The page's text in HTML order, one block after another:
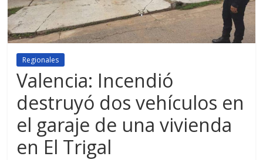
Regionales
Valencia: Incendió
destruyó dos vehículos en
el garaje de una vivienda
en El Trigal